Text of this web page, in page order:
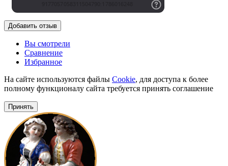
Добавить отзыв
Вы смотрели
Сравнение
Избранное
На сайте используются файлы Cookie, для доступа к более
полному функционалу сайта требуется принять соглашение
Принять